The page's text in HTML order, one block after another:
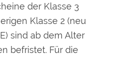
der Klasse 3
Klasse 2 (neu
sind ab dem Alter
befristet. Für die